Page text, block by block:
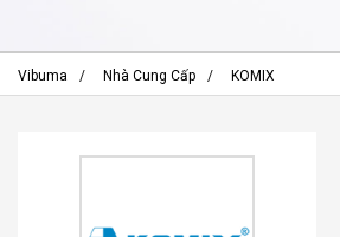
Vibuma Nhà Cung Cấp KOMIX